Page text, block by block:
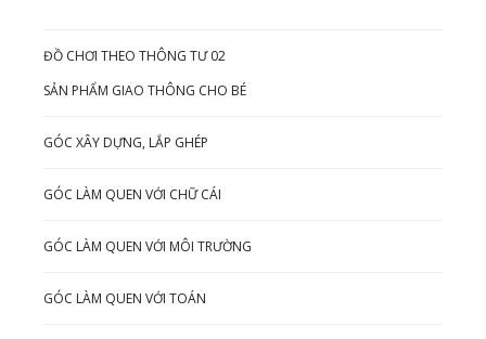
ĐỒ CHƠI THEO THÔNG TƯ 02
SẢN PHẨM GIAO THÔNG CHO BÉ
GÓC XÂY DỰNG, LẮP GHÉP
GÓC LÀM QUEN VỚI CHỮ CÁI
GÓC LÀM QUEN VỚI MÔI TRƯỜNG
GÓC LÀM QUEN VỚI TOÁN